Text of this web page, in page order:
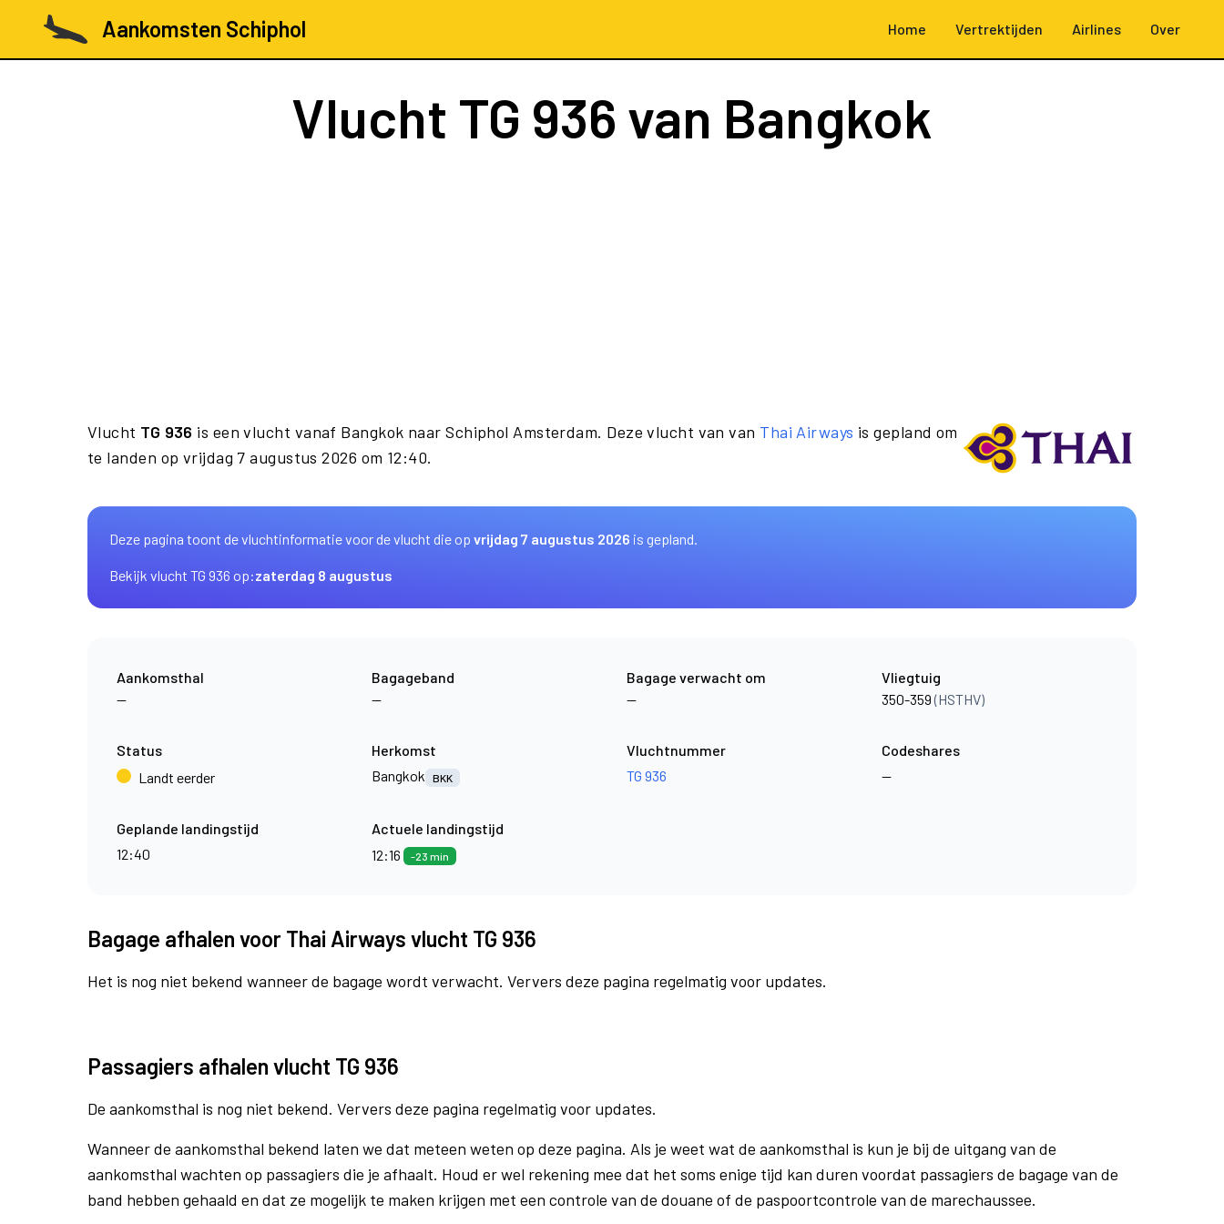
Aankomsten Schiphol Home Vertrektijden Airlines Over
Vlucht TG 936 van Bangkok
Vlucht TG 936 is een vlucht vanaf Bangkok naar Schiphol Amsterdam. Deze vlucht van van Thai Airways is gepland om
te landen op vrijdag 7 augustus 2026 om 12:40.
Deze pagina toont de vluchtinformatie voor de vlucht die op vrijdag 7 augustus 2026 is gepland.
Bekijk vlucht TG 936 op:zaterdag 8 augustus
Aankomsthal
—
Bagageband
—
Bagage verwacht om
—
Vliegtuig
350-359(HSTHV)
Status
Landt eerder
Herkomst
Bangkok
BKK
Vluchtnummer
TG 936
Codeshares
—
Geplande landingstijd
12:40
Actuele landingstijd
12:16
-23 min
Bagage afhalen voor Thai Airways vlucht TG 936
Het is nog niet bekend wanneer de bagage wordt verwacht. Ververs deze pagina regelmatig voor updates.
Passagiers afhalen vlucht TG 936
De aankomsthal is nog niet bekend. Ververs deze pagina regelmatig voor updates.
Wanneer de aankomsthal bekend laten we dat meteen weten op deze pagina. Als je weet wat de aankomsthal is kun je bij de uitgang van de
aankomsthal wachten op passagiers die je afhaalt. Houd er wel rekening mee dat het soms enige tijd kan duren voordat passagiers de bagage van de
band hebben gehaald en dat ze mogelijk te maken krijgen met een controle van de douane of de paspoortcontrole van de marechaussee.